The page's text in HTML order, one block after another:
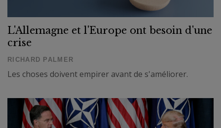
L'Allemagne et l'Europe ont besoin d'une
crise
RICHARD PALMER
Les choses doivent empirer avant de s'améliorer.